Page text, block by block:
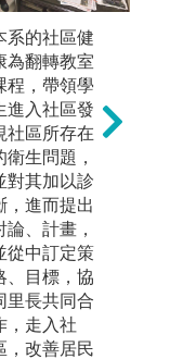
:數位學習
權:中山醫學
學職業安全
生學系
系的社區健
為翻轉教室
程，帶領學
進入社區發
社區所存在
衛生問題，
對其加以診
，進而提出
論、計畫，
從中訂定策
、目標，協
里長共同合
，走入社
，改善居民